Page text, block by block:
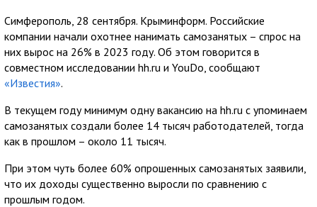
Симферополь, 28 сентября. Крыминформ. Российские
компании начали охотнее нанимать самозанятых – спрос на
них вырос на 26% в 2023 году. Об этом говорится в
совместном исследовании hh.ru и YouDo, сообщают
«Известия».
В текущем году минимум одну вакансию на hh.ru с упоминаем
самозанятых создали более 14 тысяч работодателей, тогда
как в прошлом – около 11 тысяч.
При этом чуть более 60% опрошенных самозанятых заявили,
что их доходы существенно выросли по сравнению с
прошлым годом.